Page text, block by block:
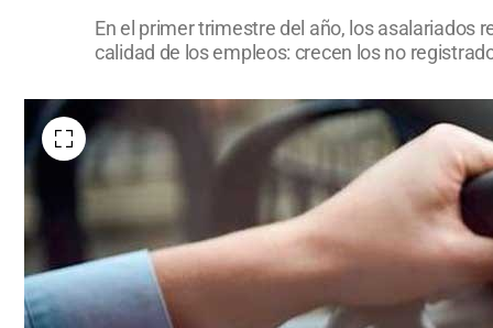
En el primer trimestre del año, los asalariados
calidad de los empleos: crecen los no